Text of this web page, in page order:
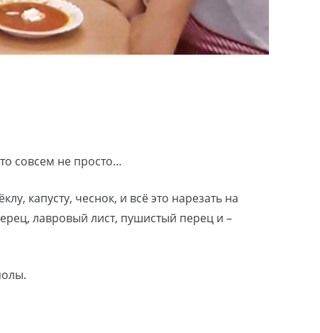
совсем не просто…
капусту, чеснок, и всё это нарезать на
лавровый лист, пушистый перец и –